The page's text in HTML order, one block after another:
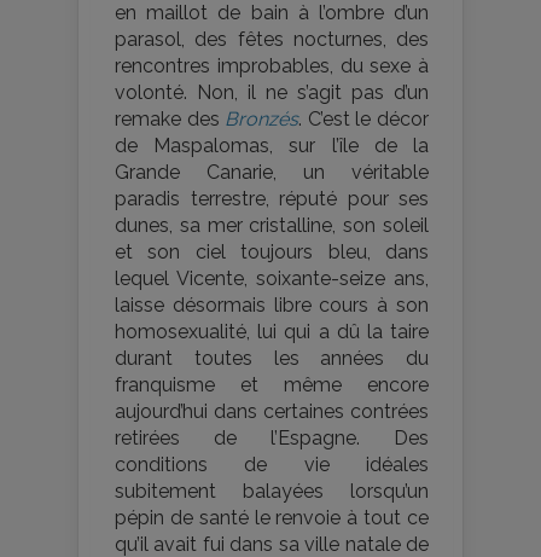
en maillot de bain à l’ombre d’un
parasol, des fêtes nocturnes, des
rencontres improbables, du sexe à
volonté. Non, il ne s’agit pas d’un
remake des Bronzés. C’est le décor
de Maspalomas, sur l’île de la
Grande Canarie, un véritable
paradis terrestre, réputé pour ses
dunes, sa mer cristalline, son soleil
et son ciel toujours bleu, dans
lequel Vicente, soixante-seize ans,
laisse désormais libre cours à son
homosexualité, lui qui a dû la taire
durant toutes les années du
franquisme et même encore
aujourd’hui dans certaines contrées
retirées de l’Espagne. Des
conditions de vie idéales
subitement balayées lorsqu’un
pépin de santé le renvoie à tout ce
qu’il avait fui dans sa ville natale de